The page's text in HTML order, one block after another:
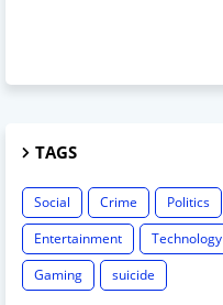
TAGS
Social Crime Politics
Entertainment
Technology
Gaming
suicide